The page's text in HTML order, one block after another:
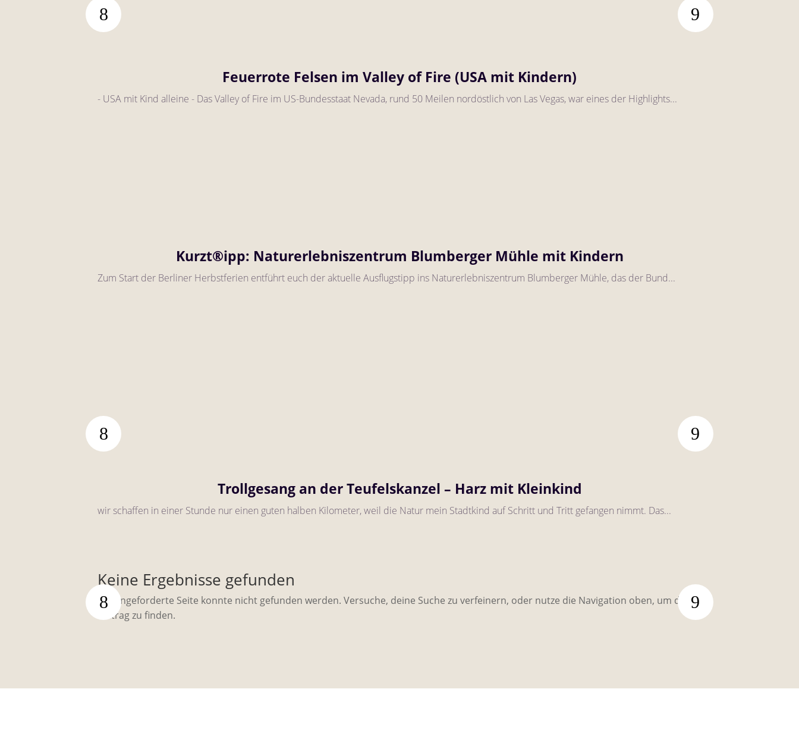
Feuerrote Felsen im Valley of Fire (USA mit Kindern)
- USA mit Kind alleine - Das Valley of Fire im US-Bundesstaat Nevada, rund 50 Meilen nordöstlich von Las Vegas, war eines der Highlights...
Kurzt®ipp: Naturerlebniszentrum Blumberger Mühle mit Kindern
Zum Start der Berliner Herbstferien entführt euch der aktuelle Ausflugstipp ins Naturerlebniszentrum Blumberger Mühle, das der Bund...
Trollgesang an der Teufelskanzel – Harz mit Kleinkind
wir schaffen in einer Stunde nur einen guten halben Kilometer, weil die Natur mein Stadtkind auf Schritt und Tritt gefangen nimmt. Das...
Keine Ergebnisse gefunden
Die angeforderte Seite konnte nicht gefunden werden. Versuche, deine Suche zu verfeinern, oder nutze die Navigation oben, um den
Beitrag zu finden.